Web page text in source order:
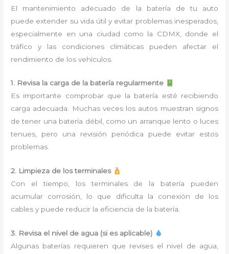
El mantenimiento adecuado de la batería de tu auto
puede extender su vida útil y evitar problemas inesperados,
especialmente en una ciudad como la CDMX, donde el
tráfico y las condiciones climáticas pueden afectar el
rendimiento de los vehículos.
1. Revisa la carga de la batería regularmente
Es importante comprobar que la batería esté recibiendo
carga adecuada. Muchas veces los autos muestran signos
de tener una batería débil, como un arranque lento o luces
tenues, pero una revisión periódica puede evitar estos
problemas.
2. Limpieza de los terminales
Con el tiempo, los terminales de la batería pueden
acumular corrosión, lo que dificulta la conexión de los
cables y puede reducir la eficiencia de la batería.
3. Revisa el nivel de agua (si es aplicable)
Algunas baterías requieren que revises el nivel de agua,